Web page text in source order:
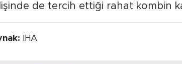
de tercih ettiği rahat kombin
İHA